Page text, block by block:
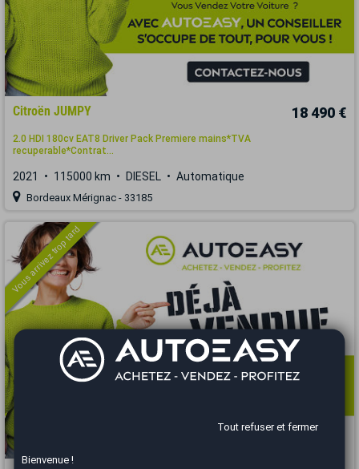
Citroën JUMPY 18 490 €
2.0 HDI 180cv EAT8 Driver Pack Premiere mains*TVA
recuperable*Contrat...
2021 115000 km DIESEL Automatique
Bordeaux Mérignac - 33185
Vous arrivez trop tard
Tout refuser et fermer
Bienvenue !